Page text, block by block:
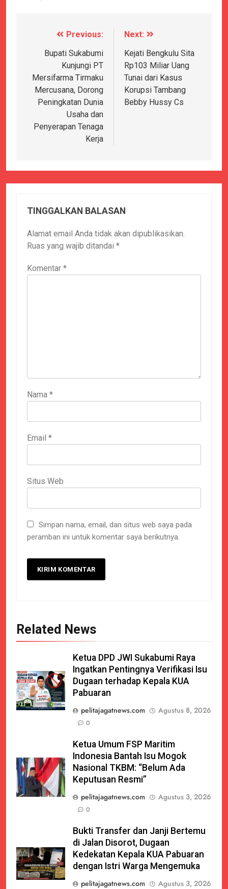
Navigasi
pos
Previous:
Bupati Sukabumi
Kunjungi PT
Mersifarma Tirmaku
Mercusana, Dorong
Peningkatan Dunia
Usaha dan
Penyerapan Tenaga
Kerja
Next:
Kejati Bengkulu Sita
Rp103 Miliar Uang
Tunai dari Kasus
Korupsi Tambang
Bebby Hussy Cs
TINGGALKAN BALASAN
Alamat email Anda tidak akan dipublikasikan.
Ruas yang wajib ditandai *
Komentar *
Nama *
Email *
Situs Web
Simpan nama, email, dan situs web saya pada
peramban ini untuk komentar saya berikutnya.
Related News
Ketua DPD JWI Sukabumi Raya
Ingatkan Pentingnya Verifikasi Isu
Dugaan terhadap Kepala KUA
Pabuaran
pelitajagatnews.com
Agustus 8, 2026
0
Ketua Umum FSP Maritim
Indonesia Bantah Isu Mogok
Nasional TKBM: “Belum Ada
Keputusan Resmi”
pelitajagatnews.com
Agustus 3, 2026
0
Bukti Transfer dan Janji Bertemu
di Jalan Disorot, Dugaan
Kedekatan Kepala KUA Pabuaran
dengan Istri Warga Mengemuka
pelitajagatnews.com
Agustus 3, 2026